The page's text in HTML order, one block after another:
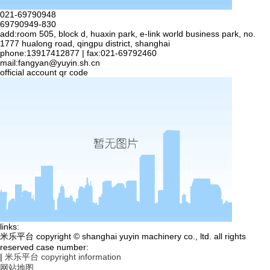
021-69790948
69790949-830
add:room 505, block d, huaxin park, e-link world business park, no.
1777 hualong road, qingpu district, shanghai
phone:13917412877 | fax:021-69792460
mail:fangyan@yuyin.sh.cn
official account qr code
links:
米乐平台 copyright © shanghai yuyin machinery co., ltd. all rights
reserved case number:
| 米乐平台 copyright information
网站地图